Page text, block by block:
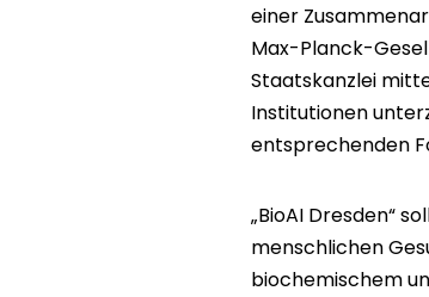
einer
Max-Planck-
Staatskanzlei
Institutionen
entsprechenden
„BioAI Dresden“
menschlichen
biochemischem